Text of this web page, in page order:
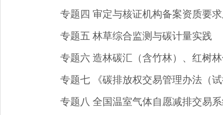
专题四 审定与核证机构备案资质要
专题五 林草综合监测与碳计量实践
专题六 造林碳汇（含竹林）、红树
专题七 《碳排放权交易管理办法（
专题八 全国温室气体自愿减排交易